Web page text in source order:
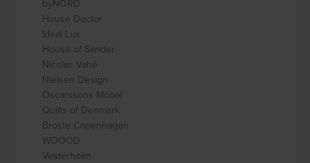
byNORD
House Doctor
Ideal Lux
House of Sander
Nicolas Vahé
Nielsen Design
Oscarssons Móbel
Quilts of Denmark
Broste Copenhagen
WOOOD
Vesterholm